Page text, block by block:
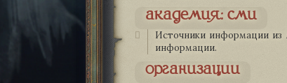
академия: сми
Источники информации из
информации.
организации